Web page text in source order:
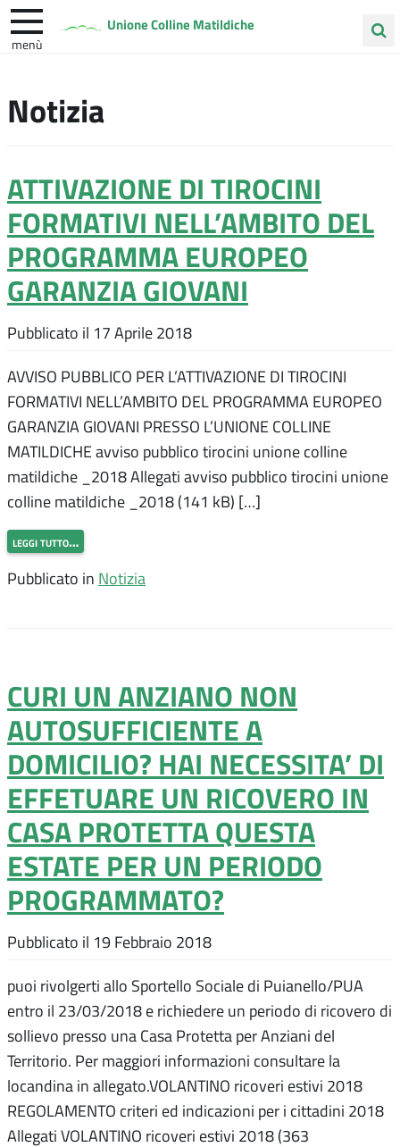
Unione Colline Matildiche
menù
sito
Notizia
ATTIVAZIONE DI TIROCINI
FORMATIVI NELL’AMBITO DEL
PROGRAMMA EUROPEO
GARANZIA GIOVANI
Pubblicato il 17 Aprile 2018
AVVISO PUBBLICO PER L’ATTIVAZIONE DI TIROCINI
FORMATIVI NELL’AMBITO DEL PROGRAMMA EUROPEO
GARANZIA GIOVANI PRESSO L’UNIONE COLLINE
MATILDICHE avviso pubblico tirocini unione colline
matildiche _2018 Allegati avviso pubblico tirocini unione
colline matildiche _2018 (141 kB) […]
leggi tutto…
Pubblicato in Notizia
CURI UN ANZIANO NON
AUTOSUFFICIENTE A
DOMICILIO? HAI NECESSITA’ DI
EFFETUARE UN RICOVERO IN
CASA PROTETTA QUESTA
ESTATE PER UN PERIODO
PROGRAMMATO?
Pubblicato il 19 Febbraio 2018
puoi rivolgerti allo Sportello Sociale di Puianello/PUA
entro il 23/03/2018 e richiedere un periodo di ricovero di
sollievo presso una Casa Protetta per Anziani del
Territorio. Per maggiori informazioni consultare la
locandina in allegato.VOLANTINO ricoveri estivi 2018
REGOLAMENTO criteri ed indicazioni per i cittadini 2018
Allegati VOLANTINO ricoveri estivi 2018 (363